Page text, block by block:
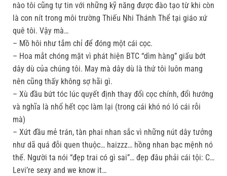
nào tôi cũng tự tin với những kỹ năng được đào tạo từ khi còn
là con nít trong môi trường Thiếu Nhi Thánh Thể tại giáo xứ
quê tôi. Vậy mà…
– Mồ hôi như tắm chỉ để đóng một cái cọc.
– Hoa mắt chóng mặt vì phát hiện BTC “dìm hàng” giấu bớt
dây dù của chúng tôi. May mà dây dù là thứ tôi luôn mang
nên cũng thấy không sợ hãi gì.
– Xù đầu bứt tóc lúc quyết định thay đổi cọc chính, đổi hướng
và nghĩa là nhổ hết cọc làm lại (trong cái khó nó ló cái rỗi
mà)
– Xứt đầu mẻ trán, tàn phai nhan sắc vì những nút dây tưởng
như dã quá đỗi quen thuộc… haizzz… hồng nhan bạc mệnh nó
thế. Người ta nói “đẹp trai có gì sai”… đẹp đâu phải cái tội: C…
Levi’re sexy and we know it…